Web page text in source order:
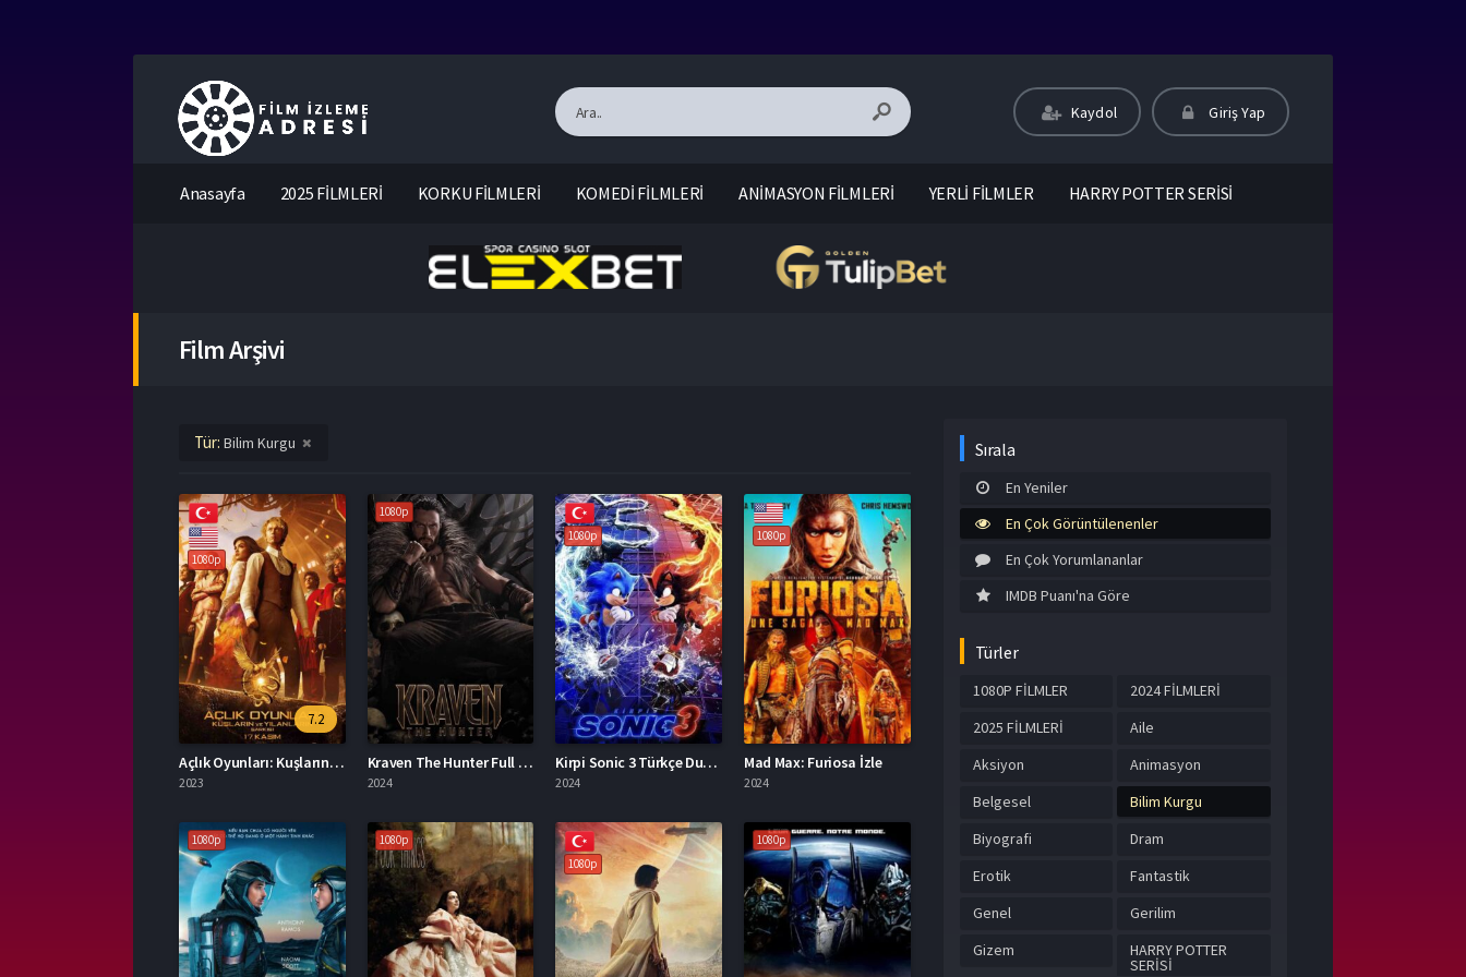
Kaydol Giriş Yap
Anasayfa 2025 FİLMLERİ KORKU FİLMLERİ KOMEDİ FİLMLERİ ANİMASYON FİLMLERİ YERLİ FİLMLER HARRY POTTER SERİSİ
Film Arşivi
Tür: Bilim Kurgu
1080p
7.2
Açlık Oyunları: Kuşların ve Yılanların Şarkısı 2023 İzle
2023
1080p
Kraven The Hunter Full İzle
2024
1080p
Kirpi Sonic 3 Türkçe Dublaj Full İzle
2024
1080p
Mad Max: Furiosa İzle
2024
1080p 1080p
1080p
1080p
Sırala
En Yeniler
En Çok Görüntülenenler
En Çok Yorumlananlar
IMDB Puanı'na Göre
Türler
1080P FİLMLER
2024 FİLMLERİ
2025 FİLMLERİ
Aile
Aksiyon
Animasyon
Belgesel
Bilim Kurgu
Biyografi
Dram
Erotik
Fantastik
Genel
Gerilim
Gizem
HARRY POTTER
SERİSİ